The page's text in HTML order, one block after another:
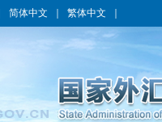
简体中文 繁体中文